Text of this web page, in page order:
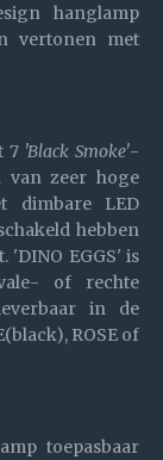
hanglamp
vertonen met
7 'Black Smoke'-
van zeer hoge
dimbare LED
hebben
'DINO EGGS' is
of rechte
in de
ROSE of
toepasbaar